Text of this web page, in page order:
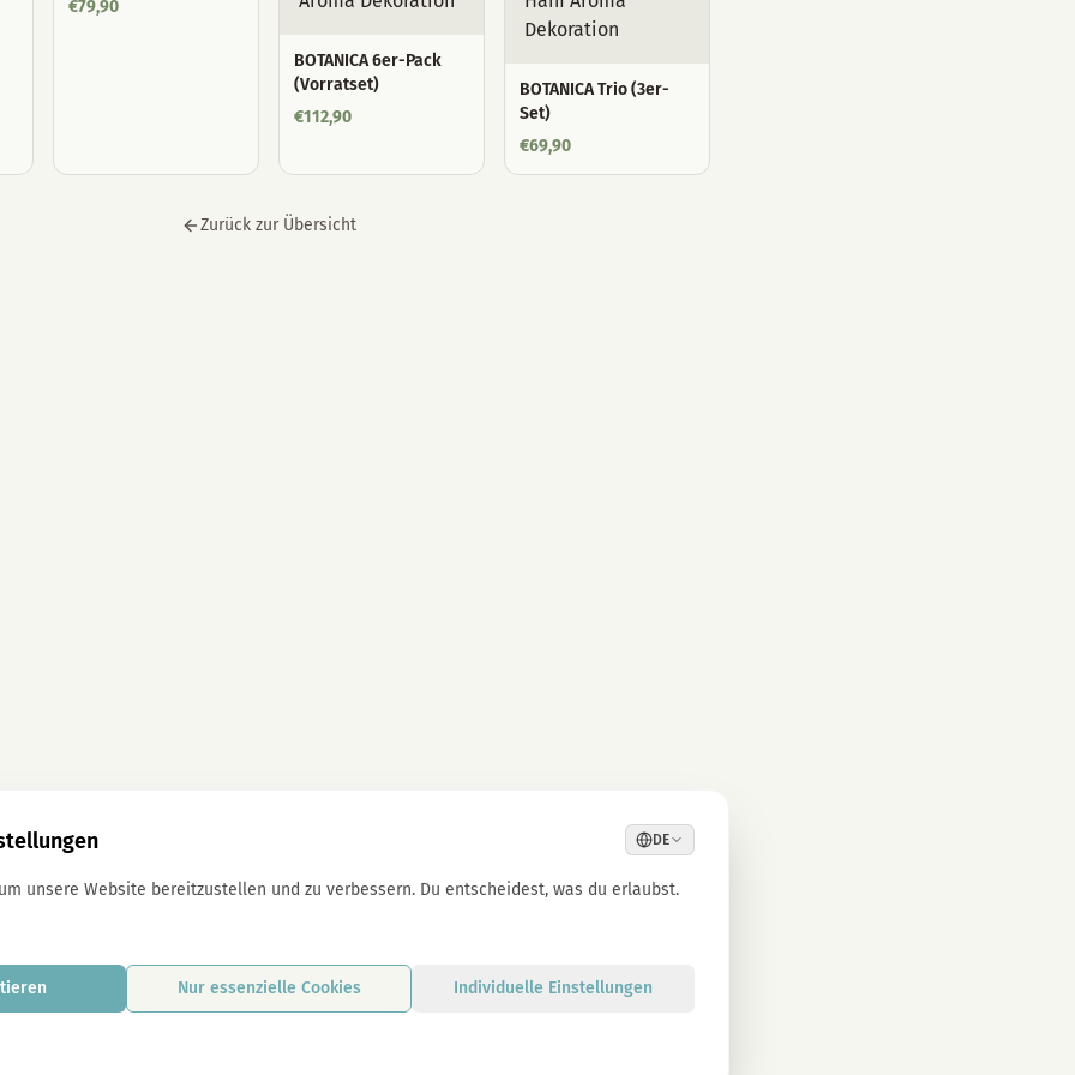
€79,90
BOTANICA 6er-Pack
(Vorratset)
€112,90
BOTANICA Trio (3er-
Set)
€69,90
Zurück zur Übersicht
DE
unsere Website bereitzustellen und zu verbessern. Du entscheidest, was du erlaubst.
Nur essenzielle Cookies Individuelle Einstellungen